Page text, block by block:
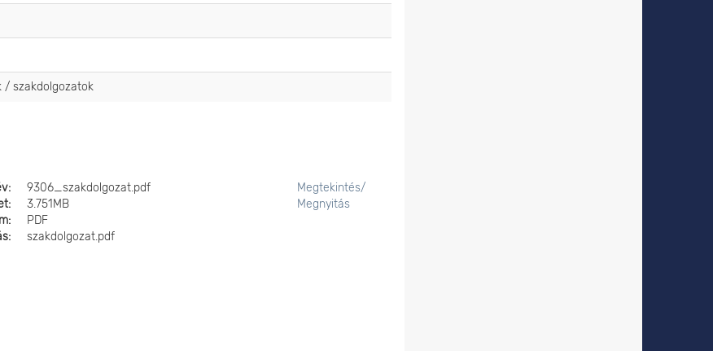
/ szakdolgozatok
9306_szakdolgozat.pdf
3.751MB
PDF
szakdolgozat.pdf
Megtekintés/
Megnyitás